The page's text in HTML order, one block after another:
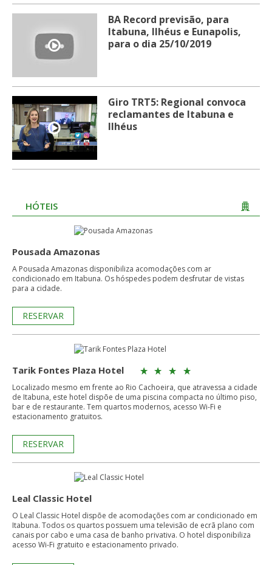
BA Record previsão, para
Itabuna, Ilhéus e Eunapolis,
para o dia 25/10/2019
Giro TRT5: Regional convoca
reclamantes de Itabuna e
Ilhéus
HÓTEIS
Pousada Amazonas
A Pousada Amazonas disponibiliza acomodações com ar
condicionado em Itabuna. Os hóspedes podem desfrutar de vistas
para a cidade.
RESERVAR
Tarik Fontes Plaza Hotel
Localizado mesmo em frente ao Rio Cachoeira, que atravessa a cidade
de Itabuna, este hotel dispõe de uma piscina compacta no último piso,
bar e de restaurante. Tem quartos modernos, acesso Wi-Fi e
estacionamento gratuitos.
RESERVAR
Leal Classic Hotel
O Leal Classic Hotel dispõe de acomodações com ar condicionado em
Itabuna. Todos os quartos possuem uma televisão de ecrã plano com
canais por cabo e uma casa de banho privativa. O hotel disponibiliza
acesso Wi-Fi gratuito e estacionamento privado.